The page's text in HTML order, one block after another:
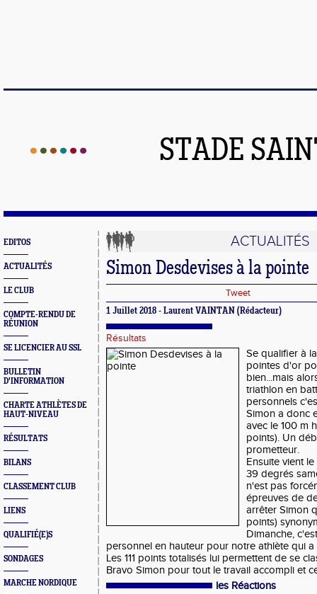
STADE
EDITOS
ACTUALITÉS
LE CLUB
COMPTE-RENDU DE
RÉUNION
SE LICENCIER AU SSL
BULLETIN
D'INFORMATION
CHARTE ATHLÈTES DE
HAUT-NIVEAU
RÉSULTATS
BILANS
CLASSEMENT CLUB
LIENS
QUALIFIÉ(E)S
SONDAGES
MARCHE NORDIQUE
ACTUALITÉS
Simon Desdevises à la pointe
Tweet
1 Juillet 2018 - Laurent VAINTAN (Rédacteur)
Résultats
Se qualifier à
pointes d'or
bien...mais
triathlon en
personnels
Simon a donc
avec le 100 m
points). Un
prometteur.
Ensuite vient
39 degrés
n'est pas
épreuves de
arrêter Simon
points)
Dimanche,
personnel en hauteur pour notre athlète qui
Les 111 points totalisés lui permettent de se
Bravo Simon pour tout le travail accompli et
les Réactions